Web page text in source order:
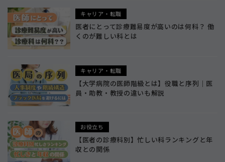
キャリア・転職
医者にとって診療難易度が高いのは何科？ 働
くのが難しい科とは
キャリア・転職
【大学病院の医師階級とは】役職と序列｜医
員・助教・教授の違いも解説
お役立ち
【医者の診療科別】忙しい科ランキングと年
収との関係